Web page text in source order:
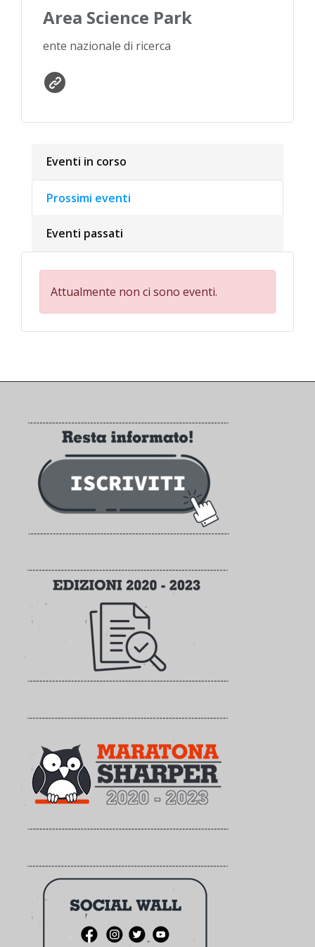
Area Science Park
ente nazionale di ricerca
Eventi in corso
Prossimi eventi
Eventi passati
Attualmente non ci sono eventi.